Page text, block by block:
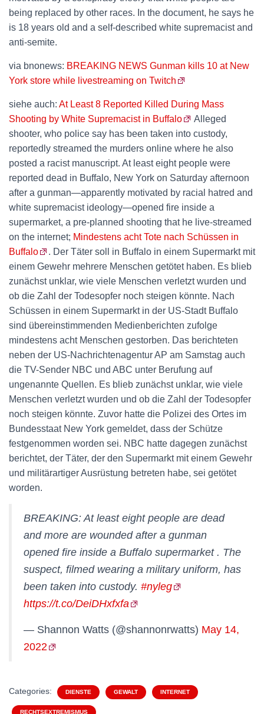
being replaced by other races. In the document, he says he
is 18 years old and a self-described white supremacist and
anti-semite.
via bnonews: BREAKING NEWS Gunman kills 10 at New
York store while livestreaming on Twitch
siehe auch: At Least 8 Reported Killed During Mass
Shooting by White Supremacist in Buffalo
Alleged
shooter, who police say has been taken into custody,
reportedly streamed the murders online where he also
posted a racist manuscript. At least eight people were
reported dead in Buffalo, New York on Saturday afternoon
after a gunman—apparently motivated by racial hatred and
white supremacist ideology—opened fire inside a
supermarket, a pre-planned shooting that he live-streamed
on the internet; Mindestens acht Tote nach Schüssen in
Buffalo
. Der Täter soll in Buffalo in einem Supermarkt mit
einem Gewehr mehrere Menschen getötet haben. Es blieb
zunächst unklar, wie viele Menschen verletzt wurden und
ob die Zahl der Todesopfer noch steigen könnte. Nach
Schüssen in einem Supermarkt in der US-Stadt Buffalo
sind übereinstimmenden Medienberichten zufolge
mindestens acht Menschen gestorben. Das berichteten
neben der US-Nachrichtenagentur AP am Samstag auch
die TV-Sender NBC und ABC unter Berufung auf
ungenannte Quellen. Es blieb zunächst unklar, wie viele
Menschen verletzt wurden und ob die Zahl der Todesopfer
noch steigen könnte. Zuvor hatte die Polizei des Ortes im
Bundesstaat New York gemeldet, dass der Schütze
festgenommen worden sei. NBC hatte dagegen zunächst
berichtet, der Täter, der den Supermarkt mit einem Gewehr
und militärartiger Ausrüstung betreten habe, sei getötet
worden.
BREAKING: At least eight people are dead
and more are wounded after a gunman
opened fire inside a Buffalo supermarket . The
suspect, filmed wearing a military uniform, has
been taken into custody. #nyleg
https://t.co/DeiDHxfxfa
— Shannon Watts (@shannonrwatts) May 14,
2022
Categories: DIENSTE GEWALT INTERNET
RECHTSEXTREMISMUS